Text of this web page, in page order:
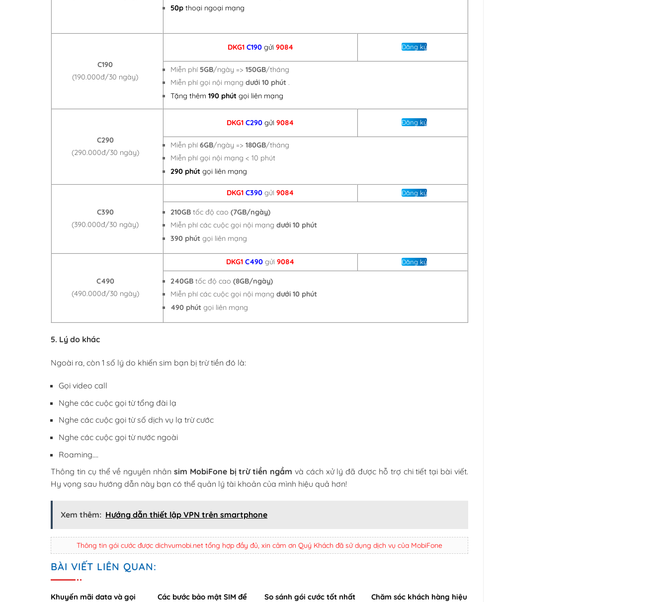
50p thoại ngoại mạng
C190
(190.000đ/30 ngày)
DKG1 C190gửi 9084 Đăng ký
Miễn phí 5GB/ngày =>150GB/tháng
Miễn phí gọi nội mạng dưới 10 phút .
Tặng thêm190 phútgọi liên mạng
C290
(290.000đ/30 ngày)
DKG1 C290 gửi 9084 Đăng ký
Miễn phí 6GB/ngày =>180GB/tháng
Miễn phí gọi nội mạng < 10 phút
290 phútgọi liên mạng
C390
(390.000đ/30 ngày)
DKG1 C390 gửi 9084 Đăng ký
210GBtốc độ cao (7GB/ngày)
Miễn phí các cuộc gọi nội mạngdưới 10 phút
390 phút gọi liên mạng
C490
(490.000đ/30 ngày)
DKG1 C490 gửi 9084 Đăng ký
240GBtốc độ cao (8GB/ngày)
Miễn phí các cuộc gọi nội mạngdưới 10 phút
490 phút gọi liên mạng
5. Lý do khác
Ngoài ra, còn 1 số lý do khiến sim bạn bị trừ tiền đó là:
Gọi video call
Nghe các cuộc gọi từ tổng đài lạ
Nghe các cuộc gọi từ số dịch vụ lạ trừ cước
Nghe các cuộc gọi từ nước ngoài
Roaming….
Thông tin cụ thể về nguyên nhân sim MobiFone bị trừ tiền ngầm và cách xử lý đã được hỗ trợ chi tiết tại bài viết.
Hy vọng sau hướng dẫn này bạn có thể quản lý tài khoản của mình hiệu quả hơn!
Xem thêm: Hướng dẫn thiết lập VPN trên smartphone
Thông tin gói cước được dichvumobi.net tổng hợp đầy đủ, xin cảm ơn Quý Khách đã sử dụng dịch vụ của MobiFone
BÀI VIẾT LIÊN QUAN:
Khuyến mãi data và gọi
Các bước bảo mật SIM để
So sánh gói cước tốt nhất
Chăm sóc khách hàng hiệu